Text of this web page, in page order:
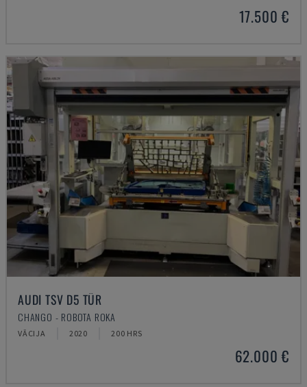
17.500 €
AUDI TSV D5 TÜR
CHANGO - ROBOTA ROKA
VĀCIJA 2020 200 HRS
62.000 €